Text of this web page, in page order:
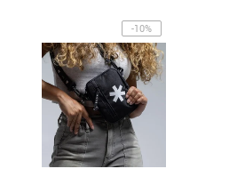
-10%